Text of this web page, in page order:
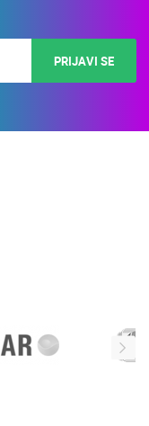
PRIJAVI SE